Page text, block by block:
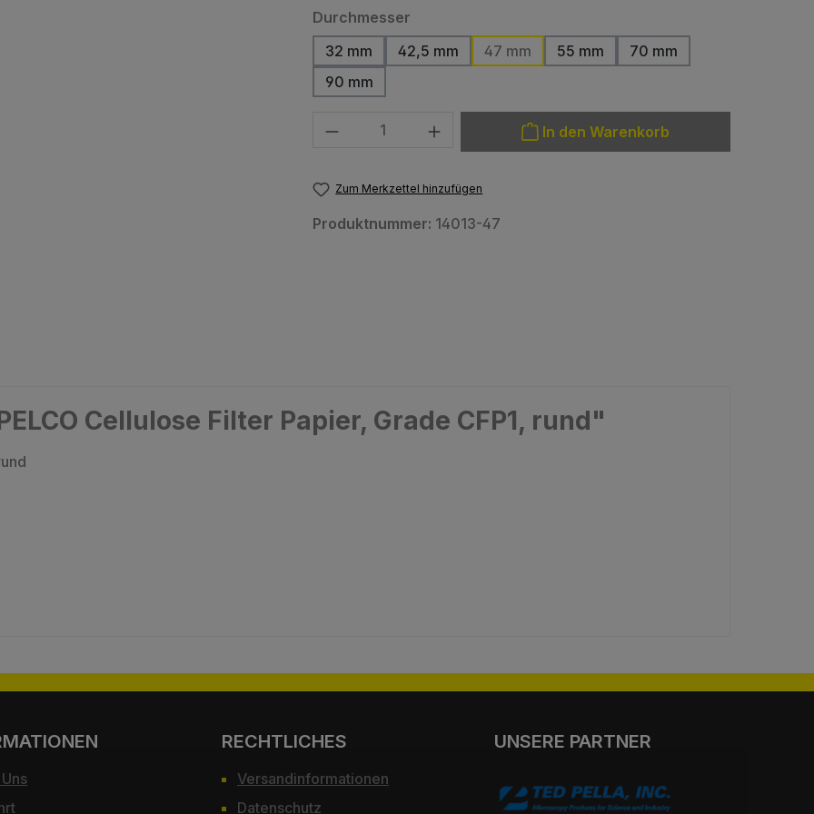
Durchmesser
32 mm
42,5 mm 47 mm 55 mm
70 mm
90 mm
Produkt Anzahl: Gib den gewünschten Wert ein oder benutze die
In den Warenkorb
Zum Merkzettel hinzufügen
Produktnummer: 14013-47
Cellulose Filter Papier, Grade CFP1, rund"
RECHTLICHES
Versandinformationen
Datenschutz
UNSERE PARTNER